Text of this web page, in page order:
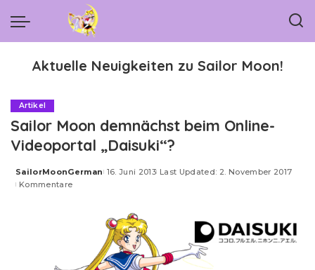
Aktuelle Neuigkeiten zu Sailor Moon!
Artikel
Sailor Moon demnächst beim Online-
Videoportal „Daisuki“?
Posted
by
SailorMoonGerman 16. Juni 2013 Last Updated: 2. November 2017
Kommentare